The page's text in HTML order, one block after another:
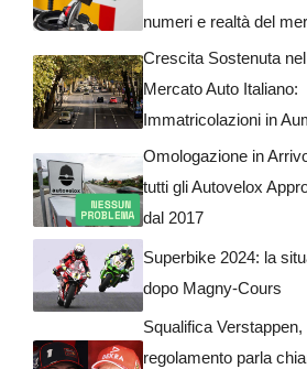
numeri e realtà del
Crescita Sostenuta nel
Mercato Auto Italiano:
Immatricolazioni in
Omologazione in
tutti gli Autovelox
dal 2017
Superbike 2024: la
dopo Magny-Cours
Squalifica Verstappen,
regolamento parla